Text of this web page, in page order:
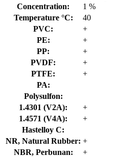
Concentration:
1 %
Temperature °C:
40
PVC:
+
PE:
+
PP:
+
PVDF:
+
PTFE:
+
PA:
Polysulfon:
1.4301 (V2A):
+
1.4571 (V4A):
+
Hastelloy C:
NR, Natural Rubber: +
NBR, Perbunan:
+